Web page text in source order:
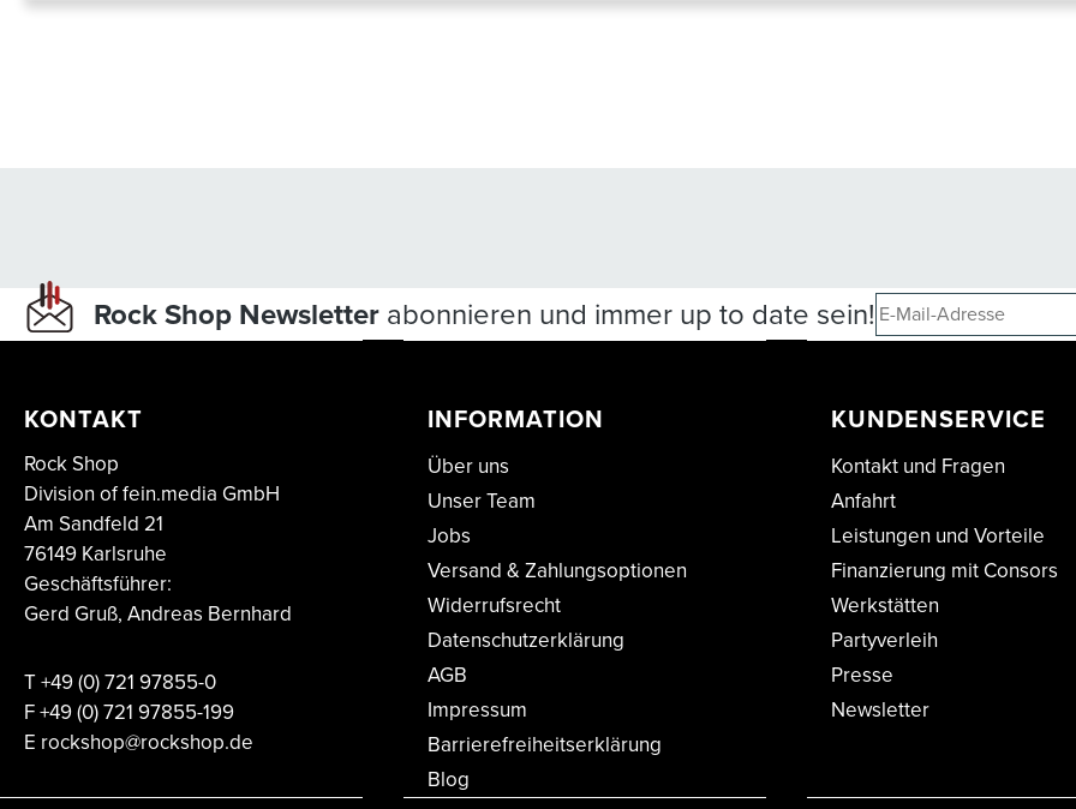
Rock Shop Newsletter abonnieren und immer up to date sein!
KONTAKT
Rock Shop
Division of fein.media GmbH
Am Sandfeld 21
76149 Karlsruhe
Geschäftsführer:
Gerd Gruß, Andreas Bernhard
T+49 (0) 721 97855-0
F+49 (0) 721 97855-199
E rockshop@rockshop.de
INFORMATION
Über uns
Unser Team
Jobs
Versand & Zahlungsoptionen
Widerrufsrecht
Datenschutzerklärung
AGB
Impressum
Barrierefreiheitserklärung
Blog
KUNDENSERVICE
Kontakt und Fragen
Anfahrt
Leistungen und Vorteile
Finanzierung mit Consors
Werkstätten
Partyverleih
Presse
Newsletter